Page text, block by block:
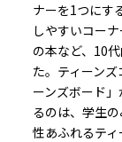
ナーを1つにす
しやすいコー
の本など、10
た。ティーン
ーンズボード
るのは、学生
性あふれるテ